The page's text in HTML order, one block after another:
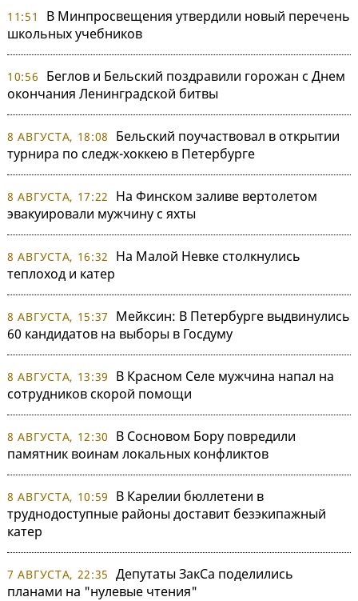
11:51
В Минпросвещения утвердили новый перечень
школьных учебников
10:56
Беглов и Бельский поздравили горожан с Днем
окончания Ленинградской битвы
8 АВГУСТА, 18:08
Бельский поучаствовал в открытии
турнира по следж-хоккею в Петербурге
8 АВГУСТА, 17:22
На Финском заливе вертолетом
эвакуировали мужчину с яхты
8 АВГУСТА, 16:32
На Малой Невке столкнулись
теплоход и катер
8 АВГУСТА, 15:37
Мейксин: В Петербурге выдвинулись
60 кандидатов на выборы в Госдуму
8 АВГУСТА, 13:39
В Красном Селе мужчина напал на
сотрудников скорой помощи
8 АВГУСТА, 12:30
В Сосновом Бору повредили
памятник воинам локальных конфликтов
8 АВГУСТА, 10:59
В Карелии бюллетени в
труднодоступные районы доставит безэкипажный
катер
7 АВГУСТА, 22:35 Депутаты ЗакСа поделились
планами на "нулевые чтения"